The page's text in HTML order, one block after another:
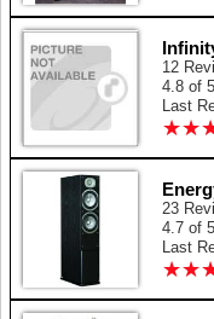
12
4.8 of 5
Last
★★
★★
23
4.7 of 5
Last
★★
★★